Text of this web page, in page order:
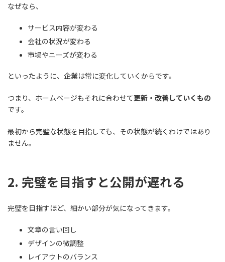
なぜなら、
サービス内容が変わる
会社の状況が変わる
市場やニーズが変わる
といったように、企業は常に変化していくからです。
つまり、ホームページもそれに合わせて更新・改善していくもの
です。
最初から完璧な状態を目指しても、その状態が続くわけではあり
ません。
2. 完璧を目指すと公開が遅れる
完璧を目指すほど、細かい部分が気になってきます。
文章の言い回し
デザインの微調整
レイアウトのバランス